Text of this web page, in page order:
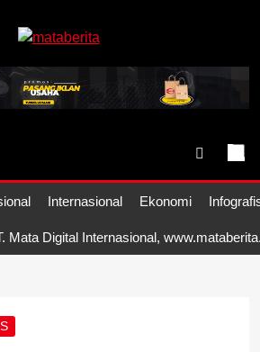
Mataberita
Internasional Ekonomi
Digital Internasional,